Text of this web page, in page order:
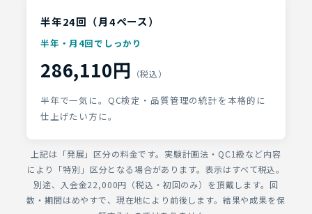
半年24回（月4ペース）
半年・月4回でしっかり
286,110円 （税込）
半年で一気に。QC検定・品質管理の統計を本格的に
仕上げたい方に。
上記は「発展」区分の料金です。実験計画法・QC1級など内容
により「特別」区分となる場合があります。表示はすべて税込。
別途、入会金22,000円（税込・初回のみ）を頂戴します。回
数・期間はめやすで、現在地により前後します。結果や成果を保